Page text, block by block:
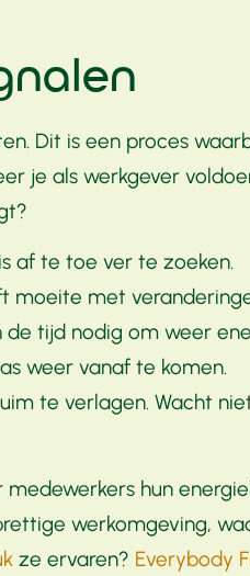
Dit is een proces
je als werkgever
af te toe ver te zoeken.
moeite met
tijd nodig om weer
weer vanaf te komen.
te verlagen. Wacht
hun
werkomgeving,
ze ervaren? Everybody